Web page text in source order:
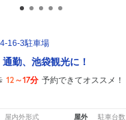
16-3駐車場
勤、池袋観光に！
12～17分 予約できてオススメ！
屋内外形式 屋外 駐車台数